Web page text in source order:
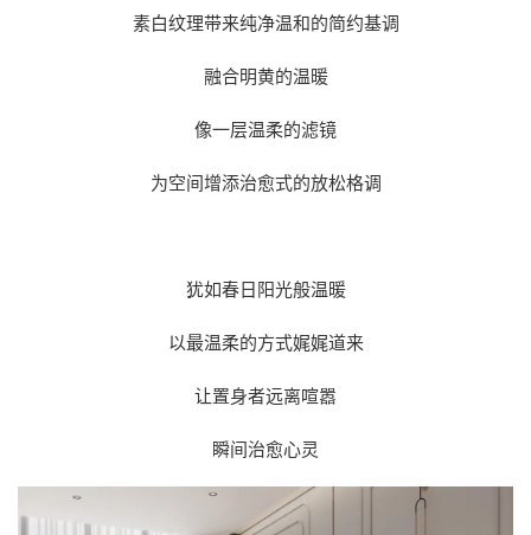
素白纹理带来纯净温和的简约基调
融合明黄的温暖
像一层温柔的滤镜
为空间增添治愈式的放松格调
犹如春日阳光般温暖
以最温柔的方式娓娓道来
让置身者远离喧嚣
瞬间治愈心灵